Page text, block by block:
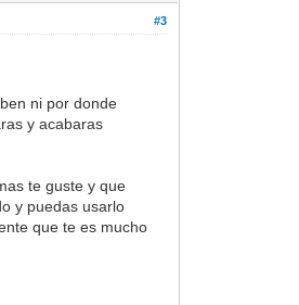
#3
ni por donde
y acabaras
te guste y que
y puedas usarlo
que te es mucho